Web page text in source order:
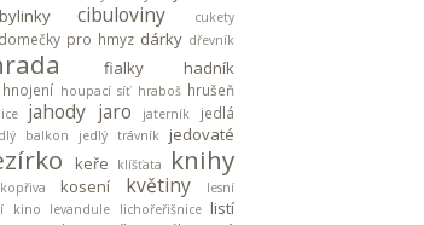
bylinky cibuloviny cukety
domečky pro hmyz dárky dřevník
fialky
hadník
hnojení houpací síť hraboš hrušeň
jahody jaro jaterník
jedlá
balkon jedlý trávník jedovaté
keře klíšťata knihy
kopřiva kosení květiny
lesní
kino levandule lichořeřišnice listí